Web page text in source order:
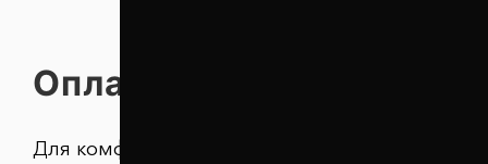
Оплата
Для комфорта наших клиентов, мы